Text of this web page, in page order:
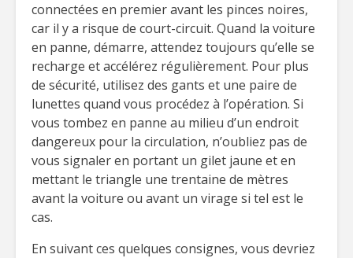
connectées en premier avant les pinces noires,
car il y a risque de court-circuit. Quand la voiture
en panne, démarre, attendez toujours qu’elle se
recharge et accélérez régulièrement. Pour plus
de sécurité, utilisez des gants et une paire de
lunettes quand vous procédez à l’opération. Si
vous tombez en panne au milieu d’un endroit
dangereux pour la circulation, n’oubliez pas de
vous signaler en portant un gilet jaune et en
mettant le triangle une trentaine de mètres
avant la voiture ou avant un virage si tel est le
cas.
En suivant ces quelques consignes, vous devriez